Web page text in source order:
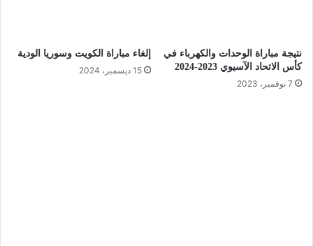
نتيجة مباراة الوحدات والكهرباء في
كأس الاتحاد الآسيوي 2023-2024
7 نوفمبر، 2023
إلغاء مباراة الكويت وسوريا الودية
15 ديسمبر، 2024